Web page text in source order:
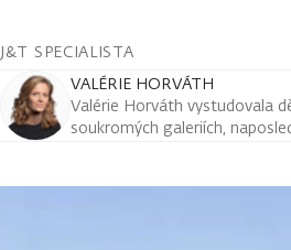
J&T SPECIALISTA
VALÉRIE HORVÁTH
Valérie Horváth vystudovala
soukromých galeriích,